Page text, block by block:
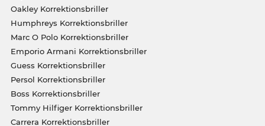
Oakley Korrektionsbriller
Humphreys Korrektionsbriller
Marc O Polo Korrektionsbriller
Emporio Armani Korrektionsbriller
Guess Korrektionsbriller
Persol Korrektionsbriller
Boss Korrektionsbriller
Tommy Hilfiger Korrektionsbriller
Carrera Korrektionsbriller